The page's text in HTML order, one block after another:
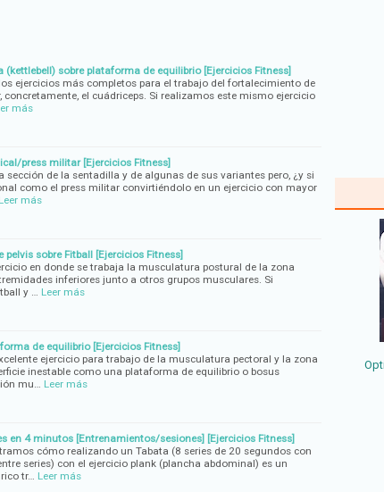
sobre plataforma de equilibrio [Ejercicios Fitness]
ejercicios más completos para el trabajo del fortalecimiento de
el cuádriceps. Si realizamos este mismo ejercicio
más
press militar [Ejercicios Fitness]
sección de la sentadilla y de algunas de sus variantes pero, ¿y si
como el press militar convirtiéndolo en un ejercicio con mayor
Leer más
sobre Fitball [Ejercicios Fitness]
en donde se trabaja la musculatura postural de la zona
inferiores junto a otros grupos musculares. Si
y …
Leer más
de equilibrio [Ejercicios Fitness]
ejercicio para trabajo de la musculatura pectoral y la zona
inestable como una plataforma de equilibrio o bosus
mu…
Leer más
en 4 minutos [Entrenamientos/sesiones] [Ejercicios Fitness]
cómo realizando un Tabata (8 series de 20 segundos con
series) con el ejercicio plank (plancha abdominal) es un
tr…
Leer más